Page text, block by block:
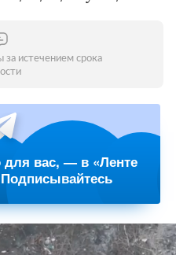
истечением срока
для вас, — в «Ленте